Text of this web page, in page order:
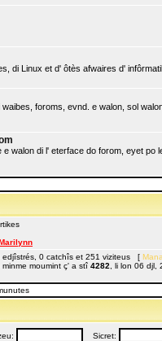
di Linux et d' ôtès afwaires d'
foroms, evnd. e walon, sol
walon di l' eterface do forom, eyet
edjîstrés, 0 catchîs et 251 viziteus [
moumint ç' a stî 4282 , li lon 06
Sicret: